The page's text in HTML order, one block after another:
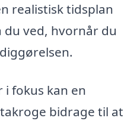
realistisk tidsplan
ved, hvornår du
i fokus kan en
bidrage til at